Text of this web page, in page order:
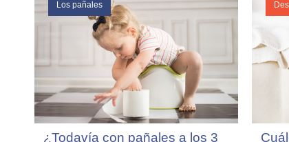
Los pañales
¿Todavía con pañales a los 3